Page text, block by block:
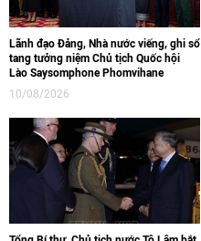
Lãnh đạo Đảng, Nhà nước viếng, ghi sổ
tang tưởng niệm Chủ tịch Quốc hội
Lào Saysomphone Phomvihane
10/08/2026